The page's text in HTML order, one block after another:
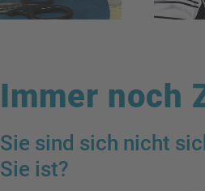
Immer noch
Sie sind sich nicht
Sie ist?